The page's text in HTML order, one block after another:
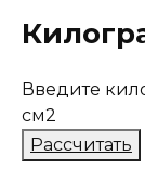
Введите
см2
Рассчитать